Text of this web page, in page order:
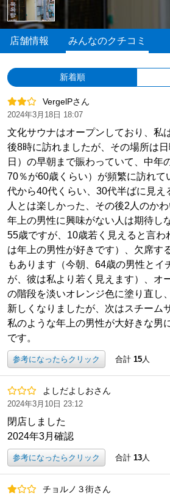
店舗情報 みんなのクチコミ
新着順
VergelPさん
2024年3月18日 18:07
文化サウナはオープンしており、私
後8時に訪れましたが、その場所は
日）の早朝まで賑わっていて、中年
70％が60歳くらい）が頻繁に訪れて
代から40代くらい、30代半ばに見え
人とは楽しかった、その後2人のかわ
年上の男性に興味がない人は期待し
55歳ですが、10歳若く見えると言わ
は年上の男性が好きです）、欠席す
もあります（今朝、64歳の男性とイ
が、彼は私より若く見えます）、オ
の階段を淡いオレンジ色に塗り直し
新しくなりましたが、次はスチーム
私のような年上の男性が大好きな男
です。
参考になったらクリック 合計 15人
よしだよしおさん
2024年3月10日 23:12
閉店しました
2024年3月確認
参考になったらクリック 合計 13人
チョルノ３街さん